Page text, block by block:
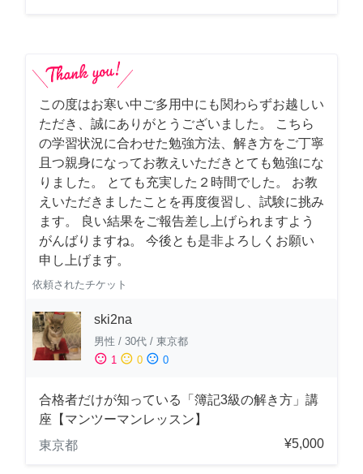
この度はお寒い中ご多用中にも関わらずお越しい
ただき、誠にありがとうございました。 こちら
の学習状況に合わせた勉強方法、解き方をご丁寧
且つ親身になってお教えいただきとても勉強にな
りました。 とても充実した２時間でした。 お教
えいただきましたことを再度復習し、試験に挑み
ます。 良い結果をご報告差し上げられますよう
がんばりますね。 今後とも是非よろしくお願い
申し上げます。
依頼されたチケット
ski2na
男性 / 30代 / 東京都
sentiment_satisfied 1 sentiment_neutral 0 sentiment_dissatisfied 0
合格者だけが知っている「簿記3級の解き方」講
座【マンツーマンレッスン】
東京都
¥5,000